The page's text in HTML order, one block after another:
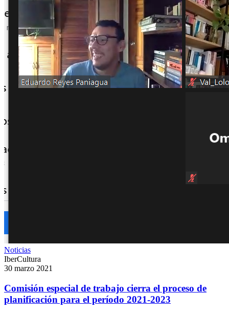
Noticias
IberCultura
30 marzo 2021
Comisión especial de trabajo cierra el proceso de
planificación para el período 2021-2023